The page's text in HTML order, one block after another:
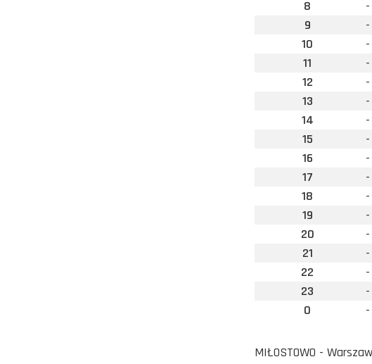
8
-
9
-
10
-
11
-
12
-
13
-
14
-
15
-
16
-
17
-
18
-
19
-
20
-
21
-
22
-
23
-
0
-
MIŁOSTOWO -